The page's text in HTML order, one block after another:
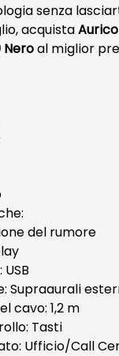
senza
acquista
Neroal miglior
del rumore
Supraaurali
cavo: 1,2 m
Tasti
Ufficio/Call